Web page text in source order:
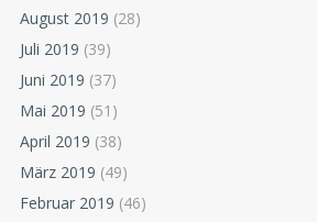
August 2019 (28)
Juli 2019 (39)
Juni 2019 (37)
Mai 2019 (51)
April 2019 (38)
März 2019 (49)
Februar 2019 (46)